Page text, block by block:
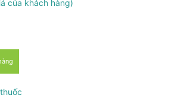
của khách hàng)